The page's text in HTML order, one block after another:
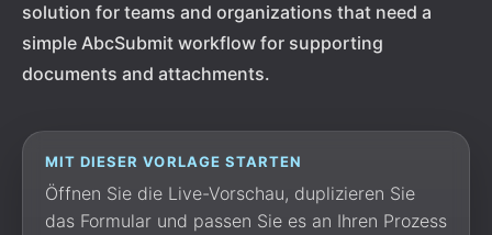
solution for teams and organizations that need a
simple AbcSubmit workflow for supporting
documents and attachments.
MIT DIESER VORLAGE STARTEN
Öffnen Sie die Live-Vorschau, duplizieren Sie
das Formular und passen Sie es an Ihren Prozess